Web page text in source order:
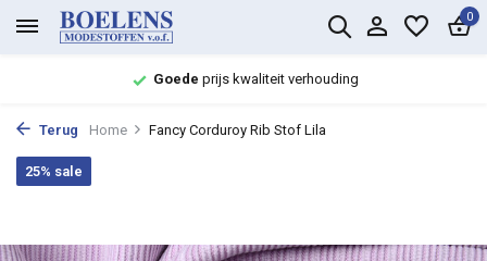
0
Goede prijs kwaliteit verhouding
Terug Home Fancy Corduroy Rib Stof Lila
25% sale